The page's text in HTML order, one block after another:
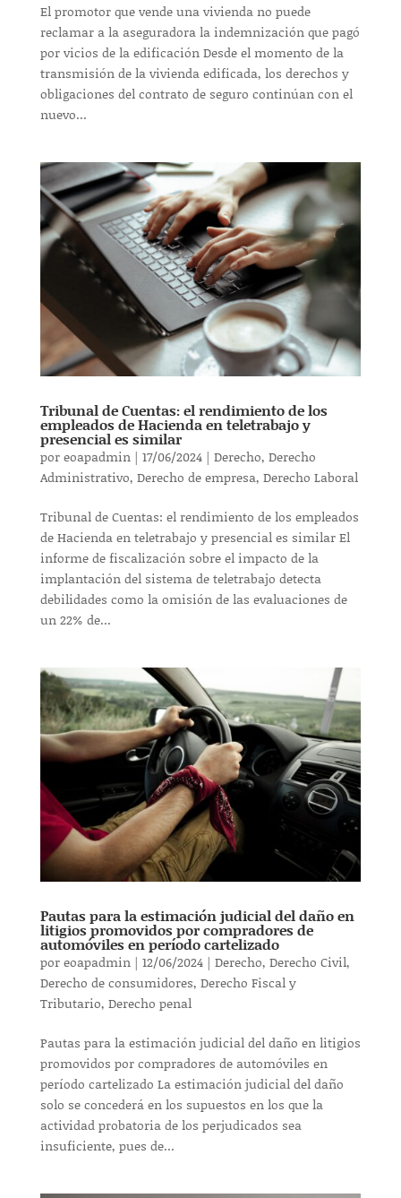
El promotor que vende una vivienda no puede
reclamar a la aseguradora la indemnización que pagó
por vicios de la edificación Desde el momento de la
transmisión de la vivienda edificada, los derechos y
obligaciones del contrato de seguro continúan con el
nuevo...
Tribunal de Cuentas: el rendimiento de los
empleados de Hacienda en teletrabajo y
presencial es similar
poreoapadmin| 17/06/2024| Derecho, Derecho
Administrativo, Derecho de empresa, Derecho Laboral
Tribunal de Cuentas: el rendimiento de los empleados
de Hacienda en teletrabajo y presencial es similar El
informe de fiscalización sobre el impacto de la
implantación del sistema de teletrabajo detecta
debilidades como la omisión de las evaluaciones de
un 22% de...
Pautas para la estimación judicial del daño en
litigios promovidos por compradores de
automóviles en período cartelizado
poreoapadmin| 12/06/2024| Derecho, Derecho Civil,
Derecho de consumidores, Derecho Fiscal y
Tributario, Derecho penal
Pautas para la estimación judicial del daño en litigios
promovidos por compradores de automóviles en
período cartelizado La estimación judicial del daño
solo se concederá en los supuestos en los que la
actividad probatoria de los perjudicados sea
insuficiente, pues de...